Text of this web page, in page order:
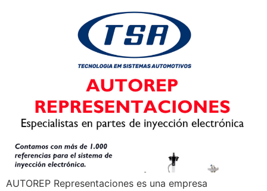
AUTOREP Representaciones es una empresa